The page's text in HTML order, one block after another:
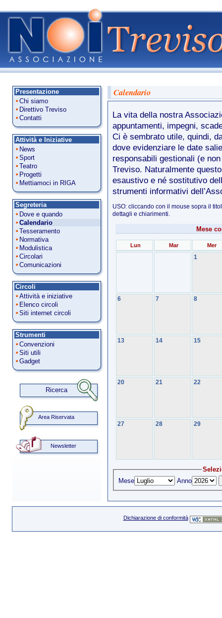
Presentazione
Chi siamo
Direttivo Treviso
Contatti
Attività e Iniziative
News
Sport
Teatro
Progetti
Mettiamoci in RIGA
Segreteria
Dove e quando
Calendario
Tesseramento
Normativa
Modulistica
Circolari
Comunicazioni
Circoli
Attività e iniziative
Elenco circoli
Siti internet circoli
Strumenti
Convenzioni
Siti utili
Gadget
Ricerca
Area Riservata
Newsletter
Calendario
La vita della nostra
appuntamenti, impegni,
Ci è sembrato utile, quindi,
dove evidenziare le date
responsabili gestionali (e
Treviso. Naturalmente
esaustivo e né sostitutivo
strumenti informativi
USO: cliccando con il mouse sopra il
dettagli e chiarimenti.
Mese
Lun Mar Mer
1
6 7 8
13 14 15
20 21 22
27 28 29
Mese
Anno
Dichiarazione di conformità